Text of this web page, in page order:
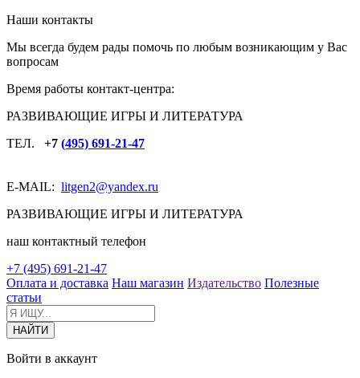
Наши контакты
Мы всегда будем рады помочь по любым возникающим у Вас
вопросам
Время работы контакт-центра:
РАЗВИВАЮЩИЕ ИГРЫ И ЛИТЕРАТУРА
ТЕЛ. +7 (495) 691-21-47
E-MAIL: litgen2@yandex.ru
РАЗВИВАЮЩИЕ ИГРЫ И ЛИТЕРАТУРА
наш контактный телефон
+7 (495) 691-21-47
Оплата и доставка Наш магазин Издательство Полезные
статьи
Войти в аккаунт